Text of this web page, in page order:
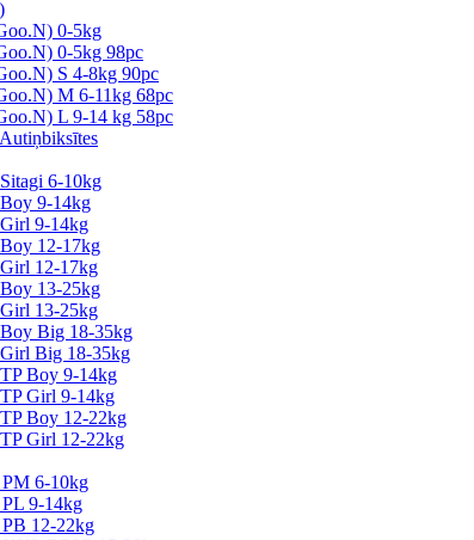
0-5kg
0-5kg 98pc
S 4-8kg 90pc
M 6-11kg 68pc
L 9-14 kg 58pc
6-10kg
9-14kg
9-14kg
12-17kg
12-17kg
13-25kg
13-25kg
Big 18-35kg
Big 18-35kg
Boy 9-14kg
Girl 9-14kg
Boy 12-22kg
Girl 12-22kg
6-10kg
9-14kg
12-22kg